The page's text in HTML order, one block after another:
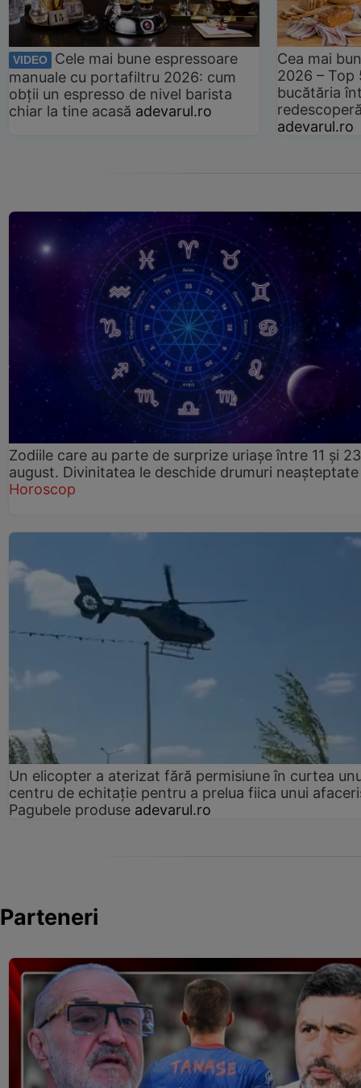
VIDEO
Cele mai bune espressoare
manuale cu portafiltru 2026: cum
obții un espresso de nivel barista
chiar la tine acasă adevarul.ro
Cea mai
2026 –
bucătăria
adevarul.ro
Zodiile care au parte de surprize uriașe între 11 și 23
august. Divinitatea le deschide drumuri neașteptate
Horoscop
Un elicopter a aterizat fără permisiune în curtea
centru de echitație pentru a prelua fiica unui
Pagubele produse adevarul.ro
Parteneri